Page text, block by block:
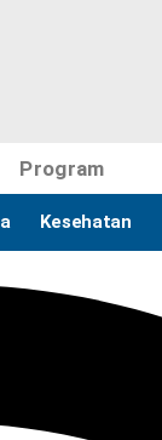
Program
Kesehatan